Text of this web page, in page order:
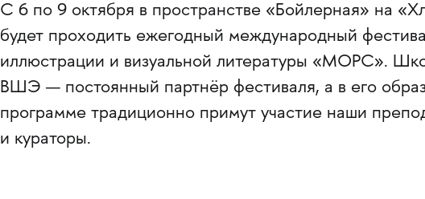
С 6 по 9 октября в пространстве «Бойлерная» на
будет проходить ежегодный международный
иллюстрации и визуальной литературы «МОРС».
ВШЭ — постоянный партнёр фестиваля, а в его
программе традиционно примут участие наши
и кураторы.